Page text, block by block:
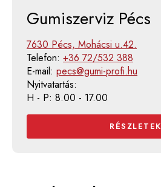
Gumiszerviz Pécs
7630 Pécs, Mohácsi u.42.
Telefon: +36 72/532 388
E-mail: pecs@gumi-profi.hu
Nyitvatartás:
H - P: 8.00 - 17.00
RÉSZLETEK